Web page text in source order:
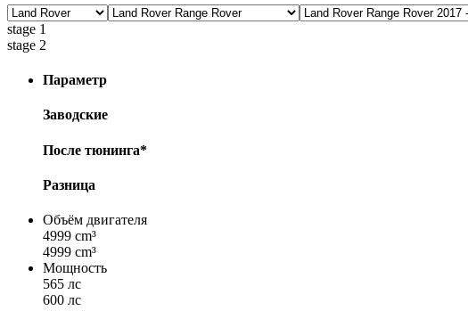
stage 1
stage 2
Параметр
Заводские
После тюнинга*
Разница
Объём двигателя
4999 cm³
4999 cm³
Мощность
565 лс
600 лс